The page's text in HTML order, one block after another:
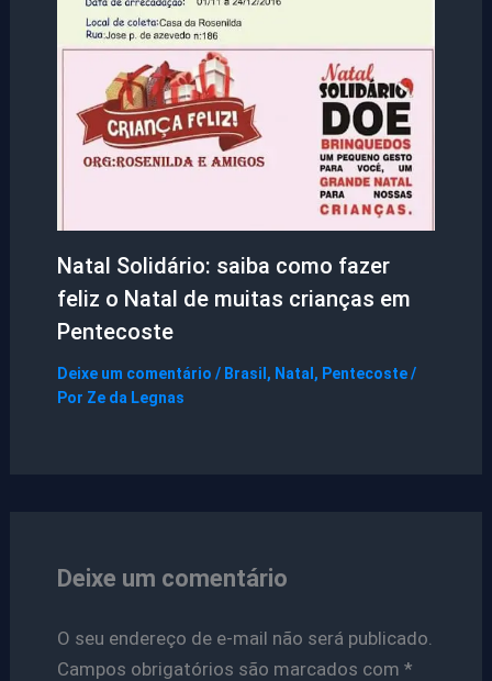
Natal Solidário: saiba como fazer
feliz o Natal de muitas crianças em
Pentecoste
Deixe um comentário / Brasil , Natal , Pentecoste/
Por Ze da Legnas
Deixe um comentário
O seu endereço de e-mail não será publicado.
Campos obrigatórios são marcados com *